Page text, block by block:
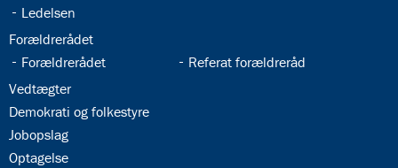
32.20:
Ledelsen
32.21:
Forældrerådet
32.22:
Forældrerådet 32.23:
Referat forældreråd
32.24:
Vedtægter
32.25:
Demokrati og folkestyre
32.26:
Jobopslag
32.27:
Optagelse